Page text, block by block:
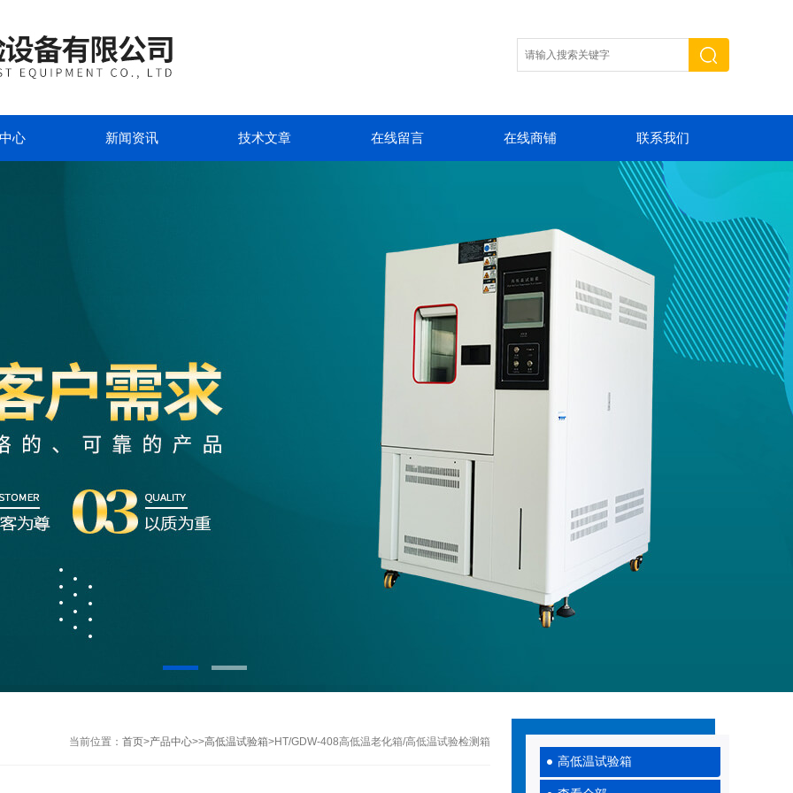
心 新闻资讯 技术文章 在线留言 在线商铺 联系我们
高低温试验箱
当前位置： 首页>产品中心>>高低温试验箱>HT/GDW-408高低温老化箱/高低温试验检测箱